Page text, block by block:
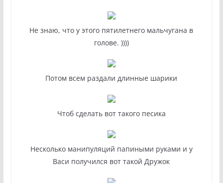
Не знаю, что у этого пятилетнего мальчугана в
голове. ))))
Потом всем раздали длинные шарики
Чтоб сделать вот такого песика
Несколько манипуляций папиными руками и у
Васи получился вот такой Дружок